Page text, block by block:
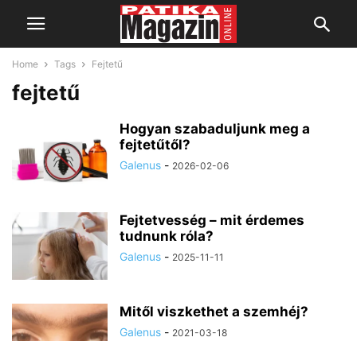
Home Tags Fejtetű
fejtetű
Hogyan szabaduljunk meg a
fejtetűtől?
Galenus - 2026-02-06
Fejtetvesség – mit érdemes
tudnunk róla?
Galenus - 2025-11-11
Mitől viszkethet a szemhéj?
Galenus - 2021-03-18